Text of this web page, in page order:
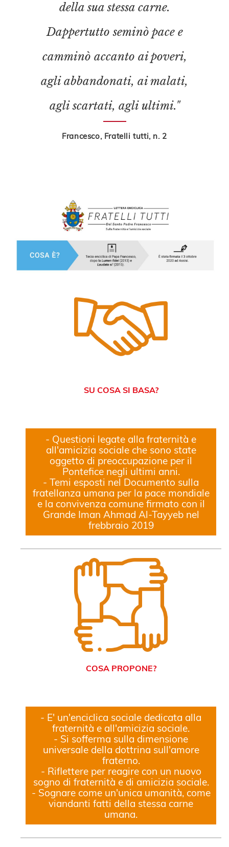
della sua stessa carne.
Dappertutto seminò pace e
camminò accanto ai poveri,
agli abbandonati, ai malati,
agli scartati, agli ultimi."
Francesco, Fratelli tutti, n. 2
SU COSA SI BASA?
- Questioni legate alla fraternità e
all'amicizia sociale che sono state
oggetto di preoccupazione per il
Pontefice negli ultimi anni.
- Temi esposti nel Documento sulla
fratellanza umana per la pace mondiale
e la convivenza comune firmato con il
Grande Iman Ahmad Al-Tayyeb nel
frebbraio 2019
COSA PROPONE?
- E' un'enciclica sociale dedicata alla
fraternità e all'amicizia sociale.
- Si sofferma sulla dimensione
universale della dottrina sull'amore
fraterno.
- Riflettere per reagire con un nuovo
sogno di fraternità e di amicizia sociale.
- Sognare come un'unica umanità, come
viandanti fatti della stessa carne
umana.